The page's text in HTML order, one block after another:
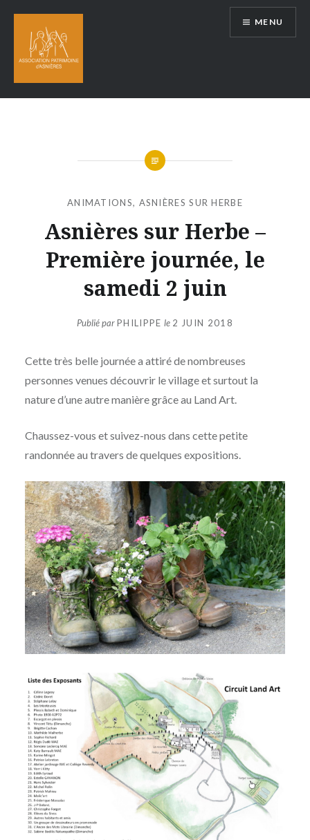
contenu
MENU
ANIMATIONS, ASNIÈRES SUR HERBE
Asnières sur Herbe –
Première journée, le
samedi 2 juin
Publié parPHILIPPE le 2 JUIN 2018
Cette très belle journée a attiré de nombreuses
personnes venues découvrir le village et surtout la
nature d’une autre manière grâce au Land Art.
Chaussez-vous et suivez-nous dans cette petite
randonnée au travers de quelques expositions.